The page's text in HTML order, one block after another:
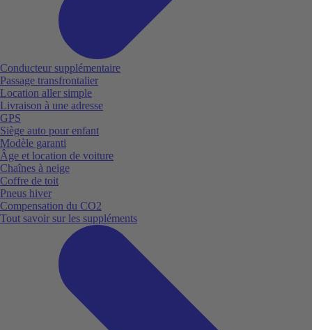
Conducteur supplémentaire
Passage transfrontalier
Location aller simple
Livraison à une adresse
GPS
Siège auto pour enfant
Modèle garanti
Âge et location de voiture
Chaînes à neige
Coffre de toit
Pneus hiver
Compensation du CO2
Tout savoir sur les suppléments